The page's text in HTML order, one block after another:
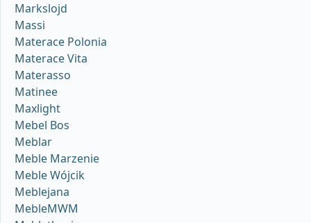
Markslojd
Massi
Materace Polonia
Materace Vita
Materasso
Matinee
Maxlight
Mebel Bos
Meblar
Meble Marzenie
Meble Wójcik
Meblejana
MebleMWM